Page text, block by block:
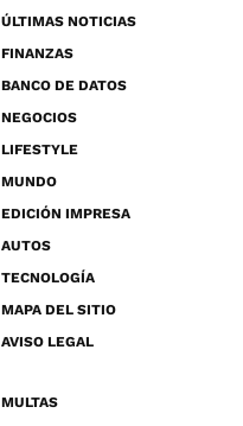
ÚLTIMAS NOTICIAS
FINANZAS
BANCO DE DATOS
NEGOCIOS
LIFESTYLE
MUNDO
EDICIÓN IMPRESA
AUTOS
TECNOLOGÍA
MAPA DEL SITIO
AVISO LEGAL
MULTAS